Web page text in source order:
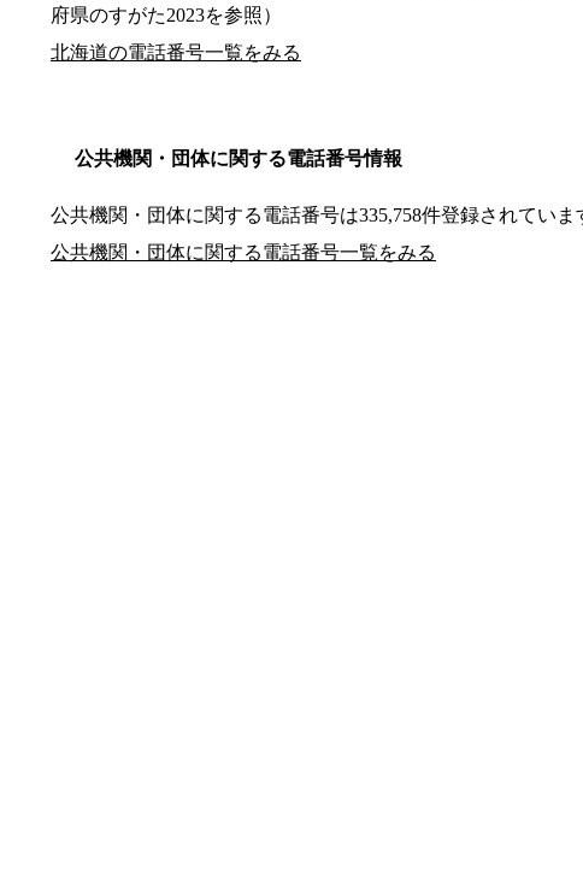
府県のすがた2023を参照）
北海道の電話番号一覧をみる
公共機関・団体に関する電話番号情報
公共機関・団体に関する電話番号は335,758件登録されていま
公共機関・団体に関する電話番号一覧をみる